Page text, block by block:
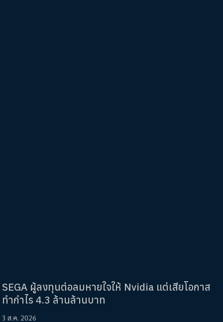
SEGA ผู้ลงทุนต่อลมหายใจให้ Nvidia แต่เสียโอกาส
ทำกำไร 4.3 ล้านล้านบาท
3 ส.ค. 2026